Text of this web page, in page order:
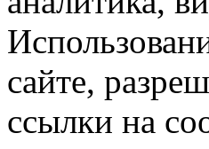
сайте,
ссылки на